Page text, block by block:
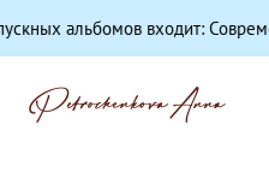
входит: Современный